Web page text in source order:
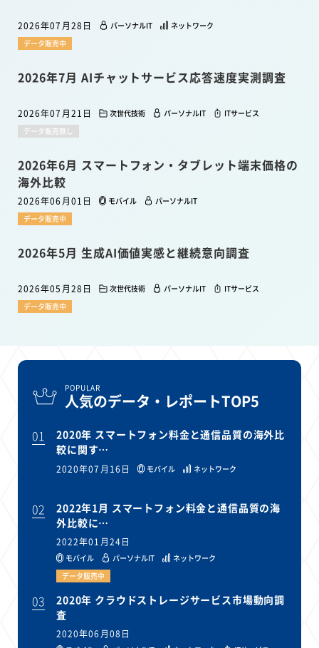
2026年07月28日 パーソナルIT
ネットワーク
データ販売中
2026年7月 AIチャットサービス応答速度実測調査
2026年07月21日 次世代技術 パーソナルIT
ITサービス
データ販売無し
2026年6月 スマートフォン・タブレット端末価格の
海外比較
2026年06月01日 モバイル
パーソナルIT
データ販売中
2026年5月 生成AI価値実感と継続意向調査
2026年05月28日 次世代技術 パーソナルIT
ITサービス
データ販売中
POPULAR
人気のデータ・レポートTOP5
01
2020年 スマートフォン料金と通信品質の海外比
較に関す…
2020年07月16日 モバイル ネットワーク
02
2022年1月 スマートフォン料金と通信品質の海
外比較に…
2022年01月24日
モバイル パーソナルIT
ネットワーク
データ販売中
03
2020年 クラウドストレージサービス市場動向調
査
2020年06月08日